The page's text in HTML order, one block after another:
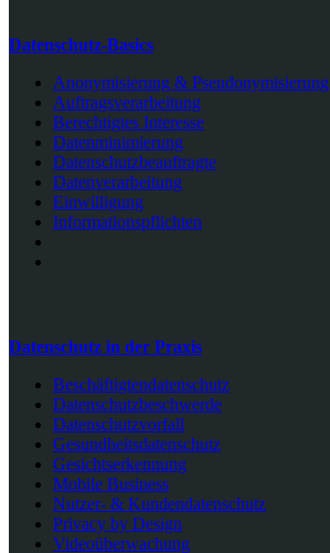
Datenschutz-Basics
Anonymisierung & Pseudonymisierung
Auftragsverarbeitung
Berechtigtes Interesse
Datenminimierung
Datenschutzbeauftragte
Datenverarbeitung
Einwilligung
Informationspflichten
Datenschutz in der Praxis
Beschäftigtendatenschutz
Datenschutzbeschwerde
Datenschutzvorfall
Gesundheitsdatenschutz
Gesichtserkennung
Mobile Business
Nutzer- & Kundendatenschutz
Privacy by Design
Videoüberwachung